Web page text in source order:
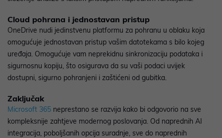
Cloud pohrana i jednostavan pristup
OneDrive nudi jedinstvenu platformu za pohranu u oblaku koja
omogućuje jednostavan pristup vašim datotekama s bilo kojeg
uređaja. Omogućuje vam neprekidnu sinkronizaciju podataka i
sigurnosnu kopiju, što osigurava da su vaši podaci uvijek
dostupni, sigurno pohranjeni i zaštićeni od gubitka.
Zaključak
Microsoft 365 neprestano se razvija kako bi odgovorio na sve
kompleksnije zahtjeve modernog poslovanja. Od naprednih AI
integracija, poboljšanih opcija suradnje, sve do naprednih